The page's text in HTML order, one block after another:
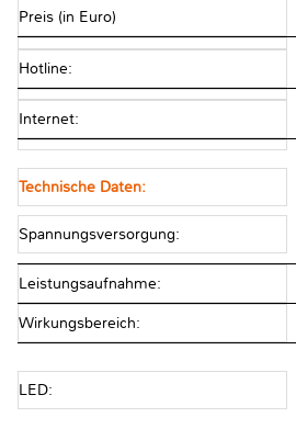
Preis (in Euro)
Hotline:
Internet:
Technische Daten:
Spannungsversorgung:
Leistungsaufnahme:
Wirkungsbereich:
LED: